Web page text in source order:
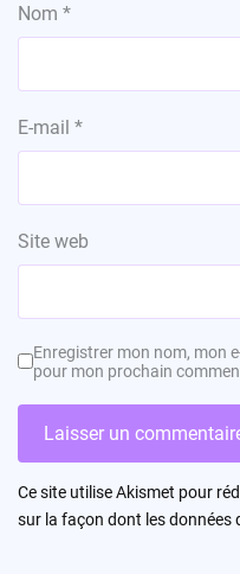
Nom *
E-mail *
Site web
Enregistrer mon nom, mon
pour mon prochain
Ce site utilise Akismet pour
sur la façon dont les